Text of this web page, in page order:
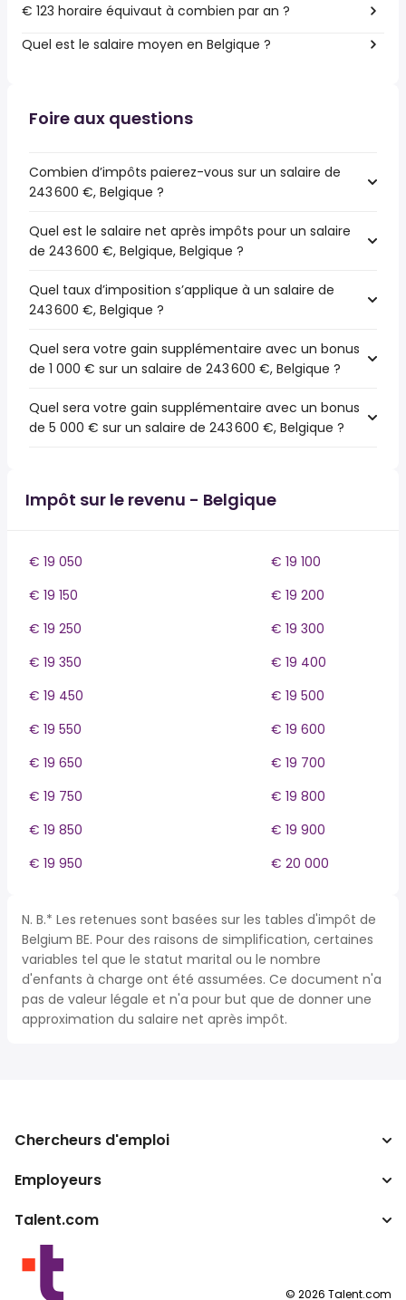
€ 123 horaire équivaut à combien par an ?
Quel est le salaire moyen en Belgique ?
Foire aux questions
Combien d’impôts paierez-vous sur un salaire de
243 600 €, Belgique ?
Quel est le salaire net après impôts pour un salaire
de 243 600 €, Belgique, Belgique ?
Quel taux d’imposition s’applique à un salaire de
243 600 €, Belgique ?
Quel sera votre gain supplémentaire avec un bonus
de 1 000 € sur un salaire de 243 600 €, Belgique ?
Quel sera votre gain supplémentaire avec un bonus
de 5 000 € sur un salaire de 243 600 €, Belgique ?
Impôt sur le revenu - Belgique
€ 19 050
€ 19 100
€ 19 150
€ 19 200
€ 19 250
€ 19 300
€ 19 350
€ 19 400
€ 19 450
€ 19 500
€ 19 550
€ 19 600
€ 19 650
€ 19 700
€ 19 750
€ 19 800
€ 19 850
€ 19 900
€ 19 950
€ 20 000
N. B.* Les retenues sont basées sur les tables d'impôt de
Belgium BE. Pour des raisons de simplification, certaines
variables tel que le statut marital ou le nombre
d'enfants à charge ont été assumées. Ce document n'a
pas de valeur légale et n'a pour but que de donner une
approximation du salaire net après impôt.
Chercheurs d'emploi
Recherche d'emploi
Convertisseur de salaire
Employeurs
Entreprises
Programmes partenaires
Talent.com
Autres pays
Conditions d’utilisation
© 2026 Talent.com